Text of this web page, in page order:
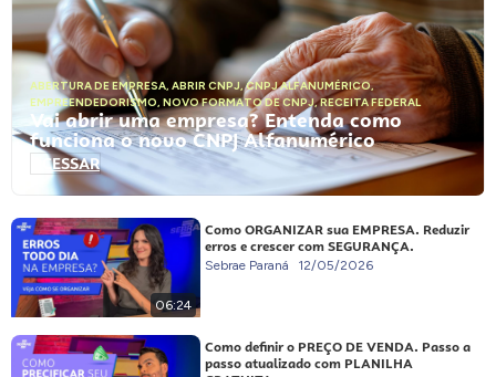
ABERTURA DE EMPRESA, ABRIR CNPJ,CNPJ ALFANUMÉRICO,
EMPREENDEDORISMO, NOVO FORMATO DE CNPJ,RECEITA FEDERAL
Vai abrir uma empresa? Entenda como
funciona o novo CNPJ Alfanumérico
ACESSAR
06:24
Como ORGANIZAR sua EMPRESA. Reduzir
erros e crescer com SEGURANÇA.
Sebrae Paraná 12/05/2026
Como definir o PREÇO DE VENDA. Passo a
passo atualizado com PLANILHA